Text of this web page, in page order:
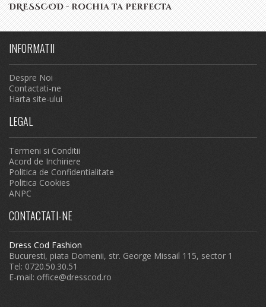
DRESSCOD - rochia ta perfecta
INFORMATII
Despre Noi
Contactati-ne
Harta site-ului
LEGAL
Termeni si Conditii
Acord de Inchiriere
Politica de Confidentialitate
Politica Cookies
ANPC
CONTACTATI-NE
Dress Cod Fashion
Bucuresti, piata Domenii, str. George Missail 115, sector 1
Tel: 0720.50.30.51
E-mail: office@dresscod.ro